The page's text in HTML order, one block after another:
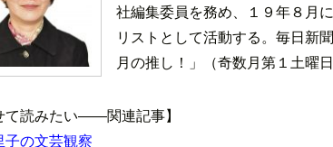
社編集委員を務め、１９年８月
リストとして活動する。毎日新
月の推し！」（奇数月第１土曜
て読みたい――関連記事】
子の文芸観察